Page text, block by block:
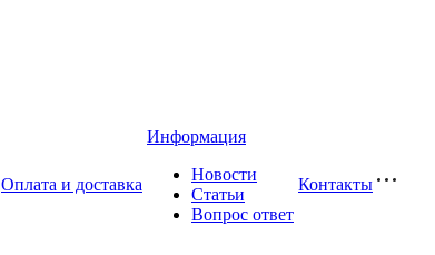
Оплата и доставка
Информация
Новости
Статьи
Вопрос ответ
Контакты